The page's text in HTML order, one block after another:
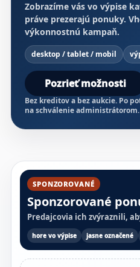
Zobrazíme vás vo výpise
práve prezerajú ponuky.
výkonnostnú kampaň.
desktop / tablet / mobil
Pozrieť možnosti
Bez kreditov a bez aukcie. Po
na schválenie administrátorom.
SPONZOROVANÉ
Sponzorované
Predajcovia ich zvýraznili,
hore vo výpise jasne označené